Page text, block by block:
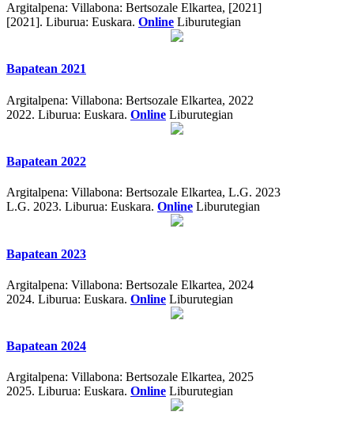
Argitalpena: Villabona: Bertsozale Elkartea, [2021]
[2021]. Liburua: Euskara. Online Liburutegian
Bapatean 2021
Argitalpena: Villabona: Bertsozale Elkartea, 2022
2022. Liburua: Euskara. Online Liburutegian
Bapatean 2022
Argitalpena: Villabona: Bertsozale Elkartea, L.G. 2023
L.G. 2023. Liburua: Euskara. Online Liburutegian
Bapatean 2023
Argitalpena: Villabona: Bertsozale Elkartea, 2024
2024. Liburua: Euskara. Online Liburutegian
Bapatean 2024
Argitalpena: Villabona: Bertsozale Elkartea, 2025
2025. Liburua: Euskara. Online Liburutegian